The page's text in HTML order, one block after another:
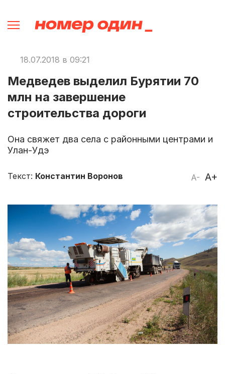
18.07.2018 в 09:21
Медведев выделил Бурятии 70
млн на завершение
строительства дороги
Она свяжет два села с районными центрами и
Улан-Удэ
A- A+
Текст: Константин Воронов